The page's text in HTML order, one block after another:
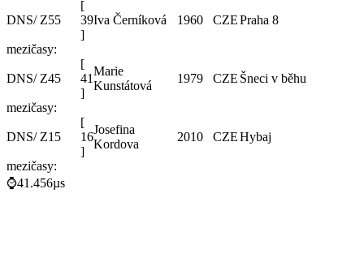
DNS/ Z55
[
39
]
Iva Černíková 1960 CZEPraha 8
mezičasy:
DNS/ Z45
[
41
]
Marie
Kunstátová
1979 CZE Šneci v běhu
mezičasy:
DNS/ Z15
[
16
]
Josefina
Kordova
2010 CZEHybaj
mezičasy:
⌚41.456µs